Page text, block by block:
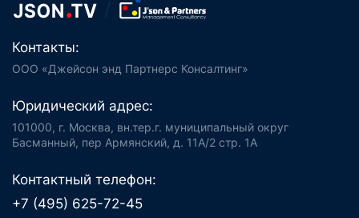
Контакты:
ООО «Джейсон энд Партнерс Консалтинг»
Юридический адрес:
101000, г. Москва, вн.тер.г. муниципальный округ
Басманный, пер Армянский, д. 11А/2 стр. 1А
Контактный телефон:
+7 (495) 625-72-45